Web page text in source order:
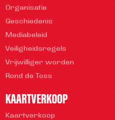
Organisatie
Geschiedenis
Mediabeleid
Veiligheidsregels
Vrijwilliger worden
Rond de Toss
KAARTVERKOOP
Kaartverkoop